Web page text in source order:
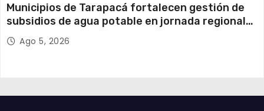
Municipios de Tarapacá fortalecen gestión de
subsidios de agua potable en jornada regional
organizada por Aguas del Altiplano y ANDESS
Ago 5, 2026